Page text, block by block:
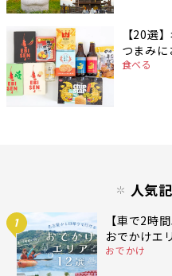
【20選
つまみ
食べる
人気
1
【車で2時
おでかけエ
おでかけ